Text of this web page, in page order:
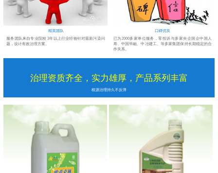
精英团队
服务团队来自专业院校 3年以上行业经验针对最新污染问
题，设计有效治理方案。
口碑优良
已为2000多家单位服务，零投诉与多家央企国企中国人
寿、中国华融、中冶建工、等多家集团保持长期稳定的合
作关系。
治理资质齐全，实力雄厚，产品系列丰富
根源治理持久不反弹